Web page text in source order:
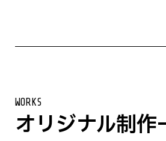
WORKS
オリジナル制作